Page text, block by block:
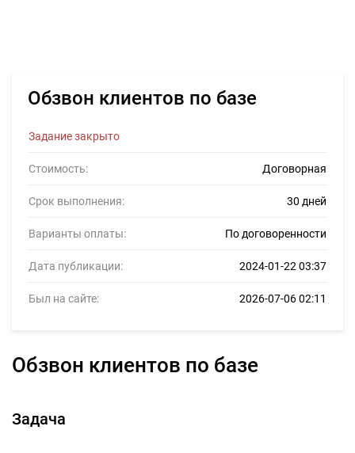
Обзвон клиентов по базе
Задание закрыто
Стоимость: Договорная
Срок выполнения: 30 дней
Варианты оплаты: По договоренности
Дата публикации: 2024-01-22 03:37
Был на сайте: 2026-07-06 02:11
Обзвон клиентов по базе
Задача